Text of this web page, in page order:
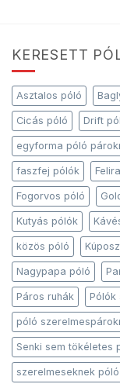
KERESETT
Asztalos póló
Cicás póló Drift
egyforma póló
faszfej pólók
Fogorvos póló
Kutyás pólók
közös póló
Nagypapa póló
Páros ruhák Pólók
póló
Senki sem tökéletes
szerelmeseknek póló